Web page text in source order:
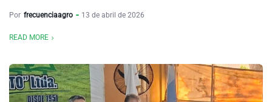
Por frecuenciaagro 13 de abril de 2026
READ MORE